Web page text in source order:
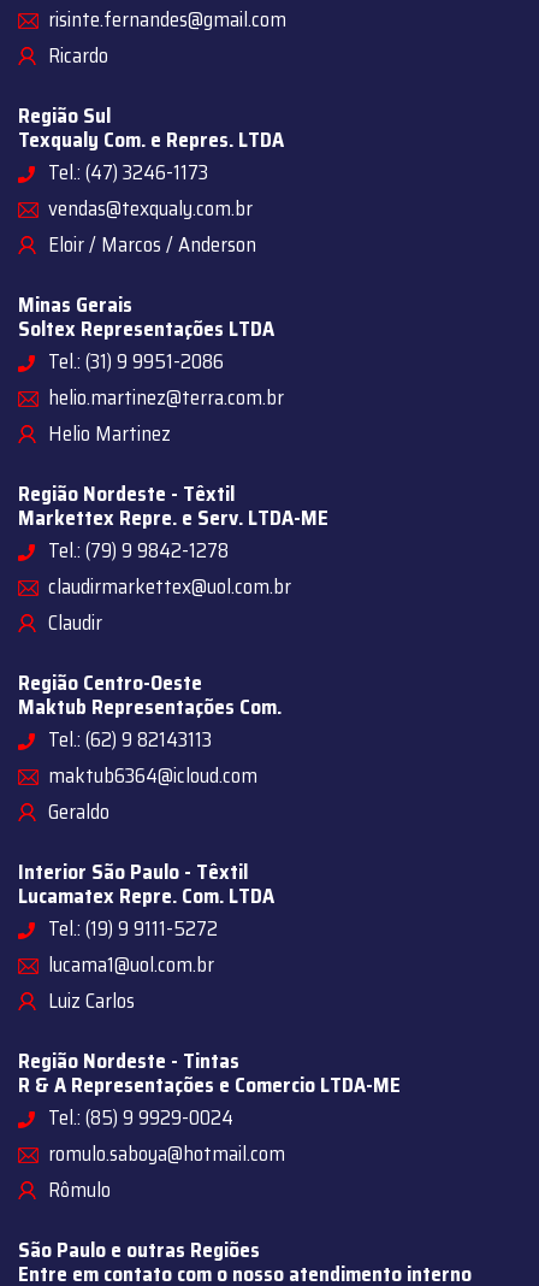
risinte.fernandes@gmail.com
Ricardo
Região Sul
Texqualy Com. e Repres. LTDA
Tel.: (47) 3246-1173
vendas@texqualy.com.br
Eloir / Marcos / Anderson
Minas Gerais
Soltex Representações LTDA
Tel.: (31) 9 9951-2086
helio.martinez@terra.com.br
Helio Martinez
Região Nordeste - Têxtil
Markettex Repre. e Serv. LTDA-ME
Tel.: (79) 9 9842-1278
claudirmarkettex@uol.com.br
Claudir
Região Centro-Oeste
Maktub Representações Com.
Tel.: (62) 9 82143113
maktub6364@icloud.com
Geraldo
Interior São Paulo - Têxtil
Lucamatex Repre. Com. LTDA
Tel.: (19) 9 9111-5272
lucama1@uol.com.br
Luiz Carlos
Região Nordeste - Tintas
R & A Representações e Comercio LTDA-ME
Tel.: (85) 9 9929-0024
romulo.saboya@hotmail.com
Rômulo
São Paulo e outras Regiões
Entre em contato com o nosso atendimento interno